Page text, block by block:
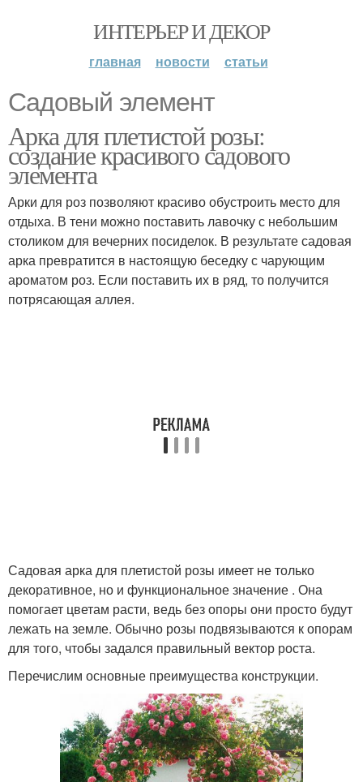
ИНТЕРЬЕР И ДЕКОР
главная новости статьи
Садовый элемент
Арка для плетистой розы:
создание красивого садового
элемента
Арки для роз позволяют красиво обустроить место для
отдыха. В тени можно поставить лавочку с небольшим
столиком для вечерних посиделок. В результате садовая
арка превратится в настоящую беседку с чарующим
ароматом роз. Если поставить их в ряд, то получится
потрясающая аллея.
Садовая арка для плетистой розы имеет не только
декоративное, но и функциональное значение . Она
помогает цветам расти, ведь без опоры они просто будут
лежать на земле. Обычно розы подвязываются к опорам
для того, чтобы задался правильный вектор роста.
Перечислим основные преимущества конструкции.